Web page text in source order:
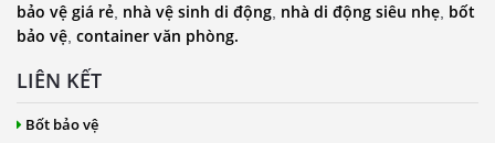
bảo vệ giá rẻ, nhà vệ sinh di động, nhà di động siêu nhẹ, bốt
bảo vệ, container văn phòng.
LIÊN KẾT
Bốt bảo vệ